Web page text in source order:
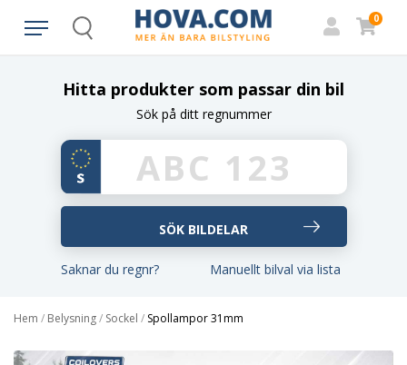
Search
0
Hitta produkter som passar din bil
Sök på ditt regnummer
Saknar du regnr? Manuellt bilval via lista
Hem / Belysning/ Sockel / Spollampor 31mm